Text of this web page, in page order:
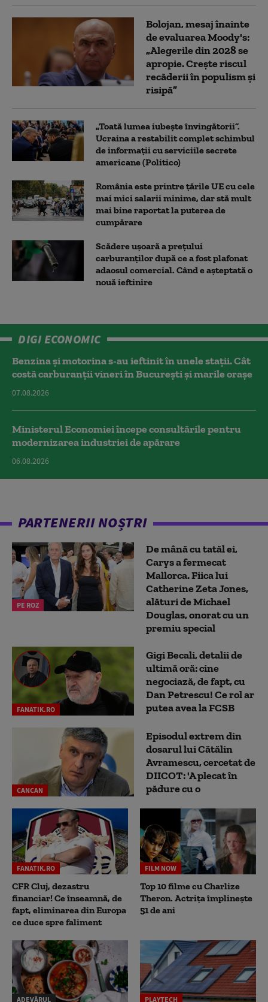
Bolojan, mesaj înainte
de evaluarea Moody's:
„Alegerile din 2028 se
apropie. Crește riscul
recăderii în populism și
risipă”
„Toată lumea iubește învingătorii”.
Ucraina a restabilit complet schimbul
de informații cu serviciile secrete
americane (Politico)
România este printre țările UE cu cele
mai mici salarii minime, dar stă mult
mai bine raportat la puterea de
cumpărare
Scădere ușoară a prețului
carburanților după ce a fost plafonat
adaosul comercial. Când e așteptată o
nouă ieftinire
DIGI ECONOMIC
Benzina și motorina s-au ieftinit în unele stații. Cât
costă carburanții vineri în București și marile orașe
07.08.2026
Ministerul Economiei începe consultările pentru
modernizarea industriei de apărare
06.08.2026
PARTENERII NOȘTRI
PE ROZ
De mână cu tatăl ei,
Carys a fermecat
Mallorca. Fiica lui
Catherine Zeta Jones,
alături de Michael
Douglas, onorat cu un
premiu special
FANATIK.RO
Gigi Becali, detalii de
ultimă oră: cine
negociază, de fapt, cu
Dan Petrescu! Ce rol ar
putea avea la FCSB
CANCAN
Episodul extrem din
dosarul lui Cătălin
Avramescu, cercetat de
DIICOT: 'A plecat în
pădure cu o
FANATIK.RO
CFR Cluj, dezastru
financiar! Ce înseamnă, de
fapt, eliminarea din Europa
ce duce spre faliment
FILM NOW
Top 10 filme cu Charlize
Theron. Actrița împlinește
51 de ani
ADEVĂRUL PLAYTECH